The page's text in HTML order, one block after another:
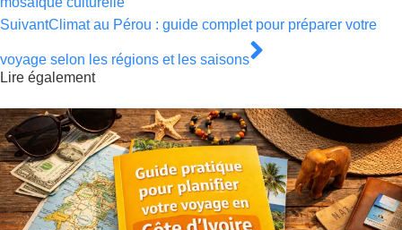
SuivantClimat au Pérou : guide complet pour préparer votre
voyage selon les régions et les saisons
Lire également